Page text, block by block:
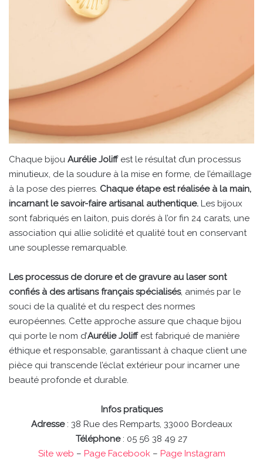
Chaque bijou Aurélie Joliffest le résultat d’un processus
minutieux, de la soudure à la mise en forme, de l’émaillage
à la pose des pierres. Chaque étape est réalisée à la main,
incarnant le savoir-faire artisanal authentique. Les bijoux
sont fabriqués en laiton, puis dorés à l’or fin 24 carats, une
association qui allie solidité et qualité tout en conservant
une souplesse remarquable.
Les processus de dorure et de gravure au laser sont
confiés à des artisans français spécialisés, animés par le
souci de la qualité et du respect des normes
européennes. Cette approche assure que chaque bijou
qui porte le nom d’Aurélie Joliff est fabriqué de manière
éthique et responsable, garantissant à chaque client une
pièce qui transcende l’éclat extérieur pour incarner une
beauté profonde et durable.
Infos pratiques
Adresse : 38 Rue des Remparts, 33000 Bordeaux
Téléphone : 05 56 38 49 27
Site web – Page Facebook– Page Instagram